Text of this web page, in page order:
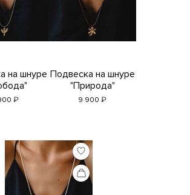
₽
Подвеска на шнуре
"Природа"
9 900 ₽